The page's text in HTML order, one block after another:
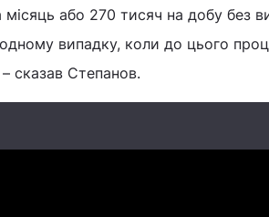
або 270 тисяч на добу без
випадку, коли до цього
– сказав Степанов.